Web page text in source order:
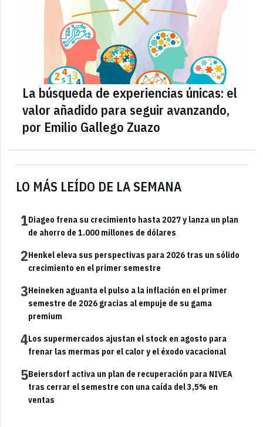
LO MÁS LEÍDO DE LA SEMANA
1Diageo frena su crecimiento hasta 2027 y lanza un plan
de ahorro de 1.000 millones de dólares
2Henkel eleva sus perspectivas para 2026 tras un sólido
crecimiento en el primer semestre
3Heineken aguanta el pulso a la inflación en el primer
semestre de 2026 gracias al empuje de su gama
premium
4Los supermercados ajustan el stock en agosto para
frenar las mermas por el calor y el éxodo vacacional
5Beiersdorf activa un plan de recuperación para NIVEA
tras cerrar el semestre con una caída del 3,5% en
ventas
La búsqueda de experiencias únicas: el
valor añadido para seguir avanzando,
por Emilio Gallego Zuazo